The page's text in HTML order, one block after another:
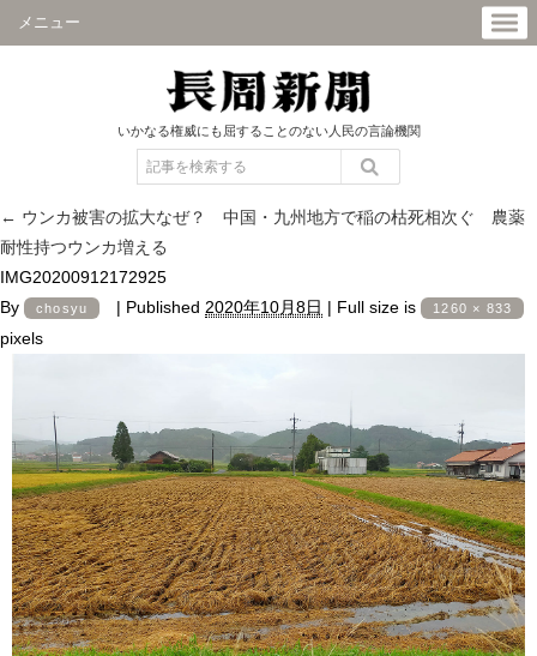
メニュー
いかなる権威にも屈することのない人民の言論機関
← ウンカ被害の拡大なぜ？ 中国・九州地方で稲の枯死相次ぐ 農薬
耐性持つウンカ増える
IMG20200912172925
By
chosyu | Published 2020年10月8日 | Full size is 1260 × 833
pixels